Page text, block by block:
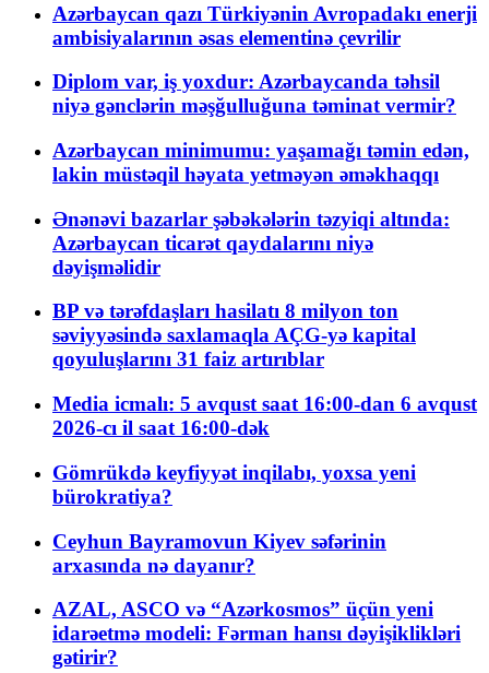
Azərbaycan qazı Türkiyənin Avropadakı enerji
ambisiyalarının əsas elementinə çevrilir
Diplom var, iş yoxdur: Azərbaycanda təhsil
niyə gənclərin məşğulluğuna təminat vermir?
Azərbaycan minimumu: yaşamağı təmin edən,
lakin müstəqil həyata yetməyən əməkhaqqı
Ənənəvi bazarlar şəbəkələrin təzyiqi altında:
Azərbaycan ticarət qaydalarını niyə
dəyişməlidir
BP və tərəfdaşları hasilatı 8 milyon ton
səviyyəsində saxlamaqla AÇG-yə kapital
qoyuluşlarını 31 faiz artırıblar
Media icmalı: 5 avqust saat 16:00-dan 6 avqust
2026-cı il saat 16:00-dək
Gömrükdə keyfiyyət inqilabı, yoxsa yeni
bürokratiya?
Ceyhun Bayramovun Kiyev səfərinin
arxasında nə dayanır?
AZAL, ASCO və “Azərkosmos” üçün yeni
idarəetmə modeli: Fərman hansı dəyişiklikləri
gətirir?